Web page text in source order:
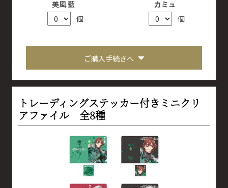
美風 藍
個
カミュ
個
ご購入手続きへ
トレーディングステッカー付きミニクリ
アファイル 全8種